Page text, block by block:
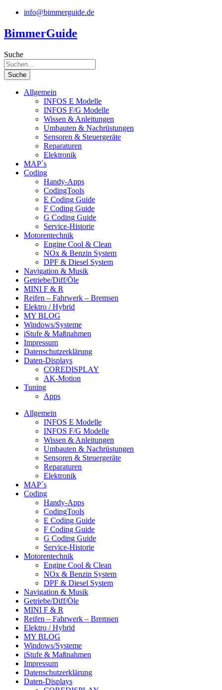
Zum
springen
info@bimmerguide.de
BimmerGuide
Suche
Suche
Allgemein
INFOS E Modelle
INFOS F/G Modelle
Wissen & Anleitungen
Umbauten & Nachrüstungen
Sensoren & Steuergeräte
Reparaturen
Elektronik
MAP´s
Coding
Handy-Apps
CodingTools
E Coding Guide
F Coding Guide
G Coding Guide
Service-Historie
Motorentechnik
Engine Cool & Clean
NOx & Benzin System
DPF & Diesel System
Navigation & Musik
Getriebe/Diff/Öle
MINI F & R
Reifen – Fahrwerk – Bremsen
Elektro / Hybrid
MY BLOG
Windows/Systeme
iStufe & Maßnahmen
Impressum
Datenschutzerklärung
Daten-Displays
COREDISPLAY
AK-Motion
Tuning
Apps
Allgemein
INFOS E Modelle
INFOS F/G Modelle
Wissen & Anleitungen
Umbauten & Nachrüstungen
Sensoren & Steuergeräte
Reparaturen
Elektronik
MAP´s
Coding
Handy-Apps
CodingTools
E Coding Guide
F Coding Guide
G Coding Guide
Service-Historie
Motorentechnik
Engine Cool & Clean
NOx & Benzin System
DPF & Diesel System
Navigation & Musik
Getriebe/Diff/Öle
MINI F & R
Reifen – Fahrwerk – Bremsen
Elektro / Hybrid
MY BLOG
Windows/Systeme
iStufe & Maßnahmen
Impressum
Datenschutzerklärung
Daten-Displays